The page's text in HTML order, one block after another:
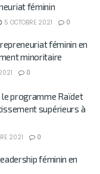
féminin
5 OCTOBRE 2021 0
féminin en
minoritaire
0
programme Raïdet
supérieurs à
2021 0
féminin en